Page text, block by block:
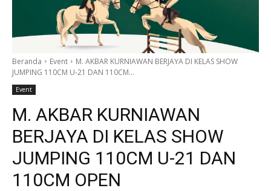
Beranda Event
M. AKBAR KURNIAWAN BERJAYA DI KELAS SHOW
JUMPING 110CM U-21 DAN 110CM...
Event
M. AKBAR KURNIAWAN
BERJAYA DI KELAS SHOW
JUMPING 110CM U-21 DAN
110CM OPEN